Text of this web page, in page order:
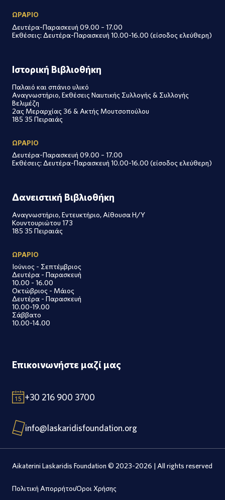
ΩΡΑΡΙΟ
Δευτέρα-Παρασκευή 09.00 – 17.00
Εκθέσεις: Δευτέρα-Παρασκευή 10.00-16.00 (είσοδος ελεύθερη)
Ιστορική Βιβλιοθήκη
Παλαιό και σπάνιο υλικό
Αναγνωστήριο, Εκθέσεις Ναυτικής Συλλογής & Συλλογής
Βελιμέζη
2ας Μεραρχίας 36 & Ακτής Μουτσοπούλου
185 35 Πειραιάς
ΩΡΑΡΙΟ
Δευτέρα-Παρασκευή 09.00 – 17.00
Εκθέσεις: Δευτέρα-Παρασκευή 10.00-16.00 (είσοδος ελεύθερη)
Δανειστική Βιβλιοθήκη
Αναγνωστήριο, Εντευκτήριο, Αίθουσα Η/Υ
Κουντουριώτου 173
185 35 Πειραιάς
ΩΡΑΡΙΟ
Ιούνιος - Σεπτέμβριος
Δευτέρα - Παρασκευή
10.00 - 16.00
Οκτώβριος - Μάιος
Δευτέρα - Παρασκευή
10.00-19.00
Σάββατο
10.00-14.00
Επικοινωνήστε μαζί μας
+30 216 900 3700
info@laskaridisfoundation.org
Aikaterini Laskaridis Foundation © 2023-2026 | All rights reserved
Πολιτική ΑπορρήτουΌροι Χρήσης